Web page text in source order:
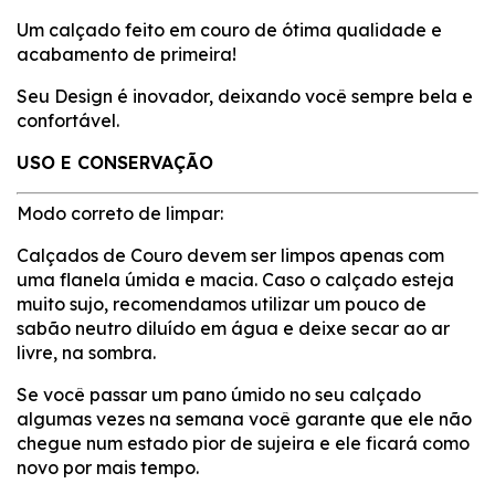
Um calçado feito em couro de ótima qualidade e
acabamento de primeira!
Seu Design é inovador, deixando você sempre bela e
confortável.
USO E CONSERVAÇÃO
Modo correto de limpar:
Calçados de Couro devem ser limpos apenas com
uma flanela úmida e macia. Caso o calçado esteja
muito sujo, recomendamos utilizar um pouco de
sabão neutro diluído em água e deixe secar ao ar
livre, na sombra.
Se você passar um pano úmido no seu calçado
algumas vezes na semana você garante que ele não
chegue num estado pior de sujeira e ele ficará como
novo por mais tempo.